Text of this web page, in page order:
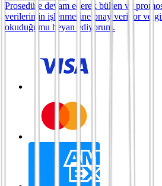
Prosedüre devam ederek bülten ve
verilerimin işlenmesine onay veriyor ve
okuduğumu beyan ediyorum.